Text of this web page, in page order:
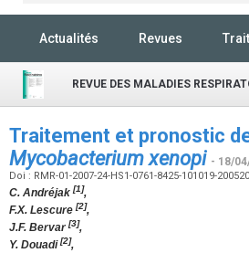
Actualités Revues
REVUE DES MALADIES
Traitement et pronostic
Mycobacterium xenopi - 18/
Doi : RMR-01-2007-24-HS1-0761-8425-101019-
C. Andréjak [1],
F.X. Lescure [2],
J.F. Bervar[3],
Y. Douadi[2],